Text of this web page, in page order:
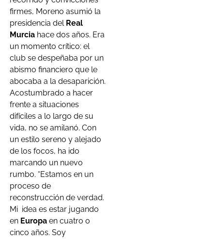
firmes, Moreno asumió la
presidencia del Real
Murcia hace dos años. Era
un momento crítico: el
club se despeñaba por un
abismo financiero que le
abocaba a la desaparición.
Acostumbrado a hacer
frente a situaciones
difíciles a lo largo de su
vida, no se amilanó. Con
un estilo sereno y alejado
de los focos, ha ido
marcando un nuevo
rumbo. “Estamos en un
proceso de
reconstrucción de verdad.
Mi idea es estar jugando
en Europa en cuatro o
cinco años. Soy